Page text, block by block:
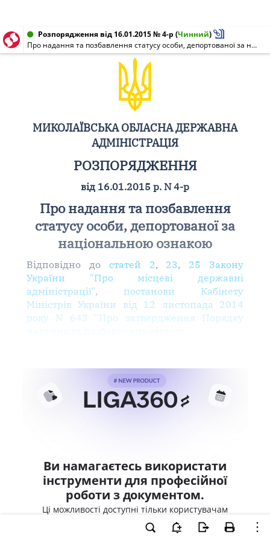
Розпорядження від 16.01.2015 № 4-р (Чинний)
Про надання та позбавлення статусу особи, депортованої за національною ознакою
МИКОЛАЇВСЬКА ОБЛАСНА ДЕРЖАВНА
АДМІНІСТРАЦІЯ
РОЗПОРЯДЖЕННЯ
від 16.01.2015 р. N 4-р
Про надання та позбавлення
статусу особи, депортованої за
національною ознакою
Відповідно до статей 2, 23, 25 Закону
України "Про місцеві державні
адміністрації", постанови Кабінету
Міністрів України від 12 листопада 2014
року N 643 "Про затвердження Порядку
Ви намагаєтесь використати
інструменти для професійної
роботи з документом.
Ці можливості доступні тільки користувачам
LIGA360. Залишайте заявку та отримайте